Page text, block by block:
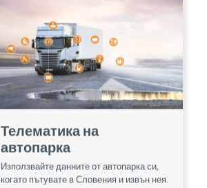
Телематика на
автопарка
когато пътувате в Словения и извън нея.